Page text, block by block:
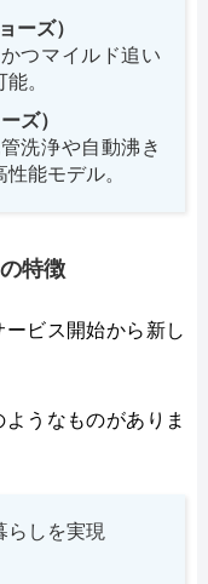
ーズ）
つマイルド追い
。
ズ）
洗浄や自動沸き
能モデル。
特徴
ビス開始から新し
うなものがありま
らしを実現